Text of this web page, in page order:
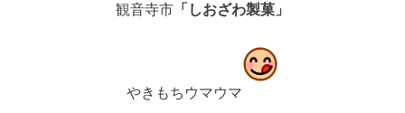
観音寺市 「しおざわ製菓」
やきもちウマウマ